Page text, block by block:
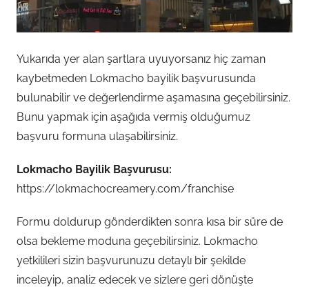
Yukarıda yer alan şartlara uyuyorsanız hiç zaman
kaybetmeden Lokmacho bayilik başvurusunda
bulunabilir ve değerlendirme aşamasına geçebilirsiniz.
Bunu yapmak için aşağıda vermiş olduğumuz
başvuru formuna ulaşabilirsiniz.
Lokmacho Bayilik Başvurusu:
https://lokmachocreamery.com/franchise
Formu doldurup gönderdikten sonra kısa bir süre de
olsa bekleme moduna geçebilirsiniz. Lokmacho
yetkilileri sizin başvurunuzu detaylı bir şekilde
inceleyip, analiz edecek ve sizlere geri dönüşte